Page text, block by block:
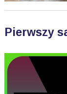
Pierwszy